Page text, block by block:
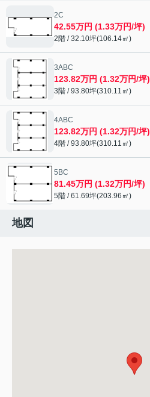
2C
42.55万円 (1.33万円/坪)
2階 / 32.10坪(106.14㎡)
3ABC
123.82万円 (1.32万円/坪)
3階 / 93.80坪(310.11㎡)
4ABC
123.82万円 (1.32万円/坪)
4階 / 93.80坪(310.11㎡)
5BC
81.45万円 (1.32万円/坪)
5階 / 61.69坪(203.96㎡)
地図